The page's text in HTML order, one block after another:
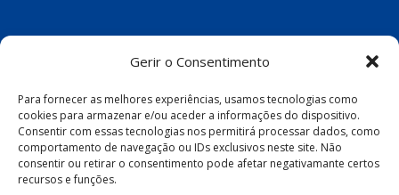
Gerir o Consentimento
Para fornecer as melhores experiências, usamos tecnologias como
cookies para armazenar e/ou aceder a informações do dispositivo.
Consentir com essas tecnologias nos permitirá processar dados, como
comportamento de navegação ou IDs exclusivos neste site. Não
consentir ou retirar o consentimento pode afetar negativamante certos
recursos e funções.
COMPANHIA DOCAS DA PARAÍBA
– PB, 58100-100
Política de Privacidade